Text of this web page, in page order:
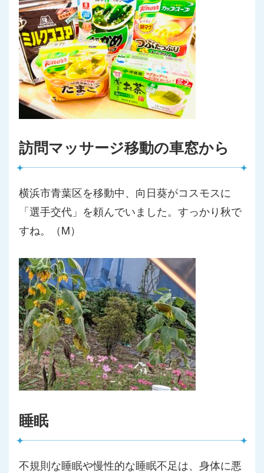
訪問マッサージ移動の車窓から
横浜市青葉区を移動中、向日葵がコスモスに
「選手交代」 を頼んでいました。すっかり秋で
すね。（M）
睡眠
不規則な睡眠や慢性的な睡眠不足は、 身体に悪